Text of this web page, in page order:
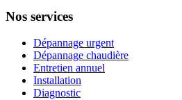
Nos services
Dépannage urgent
Dépannage chaudière
Entretien annuel
Installation
Diagnostic